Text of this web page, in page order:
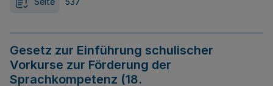
Gesetz zur Einführung schulischer
Vorkurse zur Förderung der
Sprachkompetenz (18.